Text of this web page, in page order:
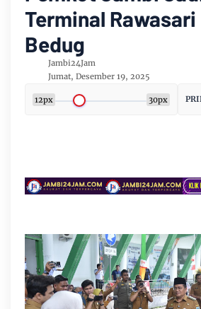
Terminal Rawasari
Bedug
Jambi24Jam
Jumat, Desember 19, 2025
12px 30px